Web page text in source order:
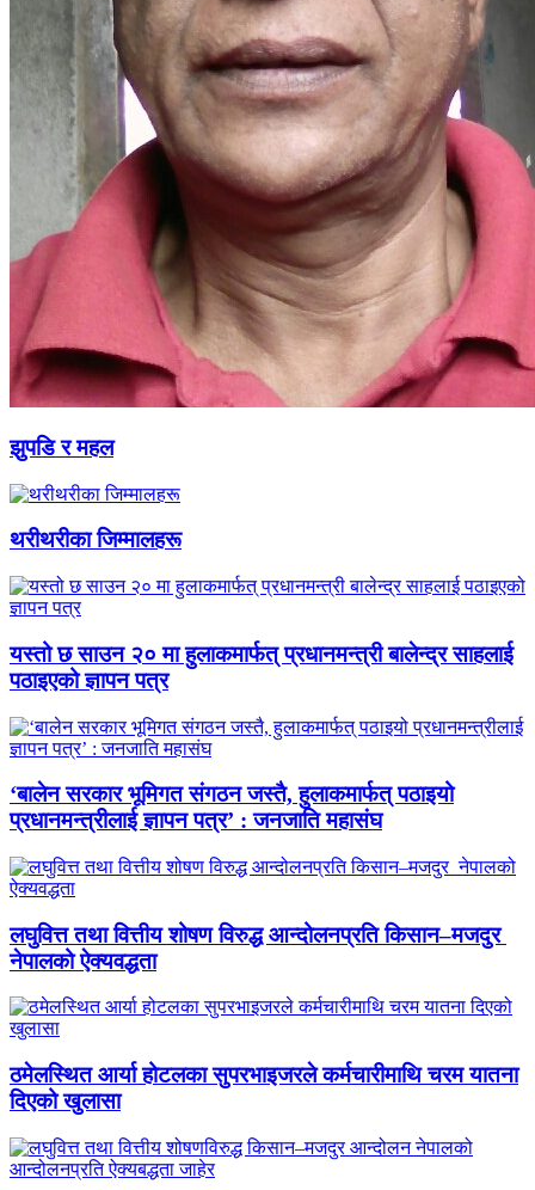
झुपडि र महल
थरीथरीका जिम्मालहरू
यस्तो छ साउन २० मा हुलाकमार्फत् प्रधानमन्त्री बालेन्द्र साहलाई
पठाइएको ज्ञापन पत्र
‘बालेन सरकार भूमिगत संगठन जस्तै, हुलाकमार्फत् पठाइयो
प्रधानमन्त्रीलाई ज्ञापन पत्र’ : जनजाति महासंघ
लघुवित्त तथा वित्तीय शोषण विरुद्ध आन्दोलनप्रति किसान–मजदुर
नेपालको ऐक्यवद्धता
ठमेलस्थित आर्या होटलका सुपरभाइजरले कर्मचारीमाथि चरम यातना
दिएको खुलासा